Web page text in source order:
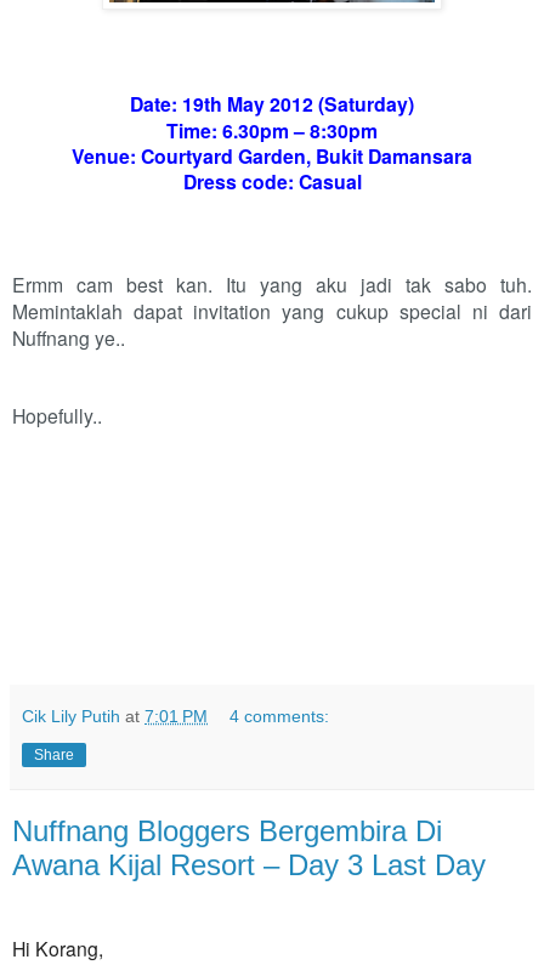
Date: 19th May 2012 (Saturday)
Time: 6.30pm – 8:30pm
Venue: Courtyard Garden, Bukit Damansara
Dress code: Casual
Ermm cam best kan. Itu yang aku jadi tak sabo tuh.
Memintaklah dapat invitation yang cukup special ni dari
Nuffnang ye..
Hopefully..
Cik Lily Putih at 7:01 PM 4 comments:
Share
Nuffnang Bloggers Bergembira Di
Awana Kijal Resort – Day 3 Last Day
Hi Korang,